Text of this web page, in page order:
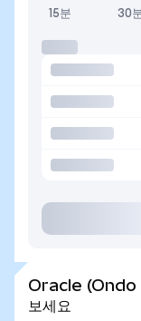
15분 30
Oracle (Ondo
보세요